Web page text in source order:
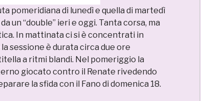
pomeridiana di lunedì e quella di martedì
un “double” ieri e oggi. Tanta corsa, ma
In mattinata ci si è concentrati in
sessione è durata circa due ore
a ritmi blandi. Nel pomeriggio la
giocato contro il Renate rivedendo
la sfida con il Fano di domenica 18.